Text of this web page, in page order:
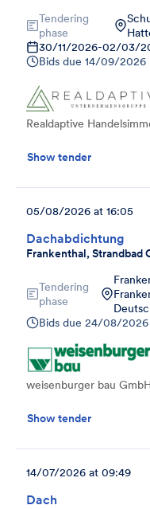
Tendering
phase
30/11/2026-02/03/
Bids due 14/09/2026
Realdaptive
Show tender
Dachabdichtung
Frankenthal, Strandbad
05/08/2026 at 16:05
Tendering
phase
Bids due 24/08/2026
weisenburger bau
Show tender
Dach
14/07/2026 at 09:49